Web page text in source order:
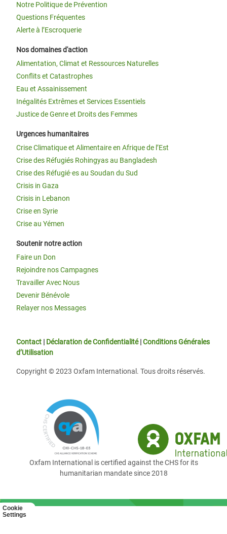
Cookie
Settings
Notre Politique de Prévention
Questions Fréquentes
Alerte à l’Escroquerie
Nos domaines d'action
Alimentation, Climat et Ressources Naturelles
Conflits et Catastrophes
Eau et Assainissement
Inégalités Extrêmes et Services Essentiels
Justice de Genre et Droits des Femmes
Urgences humanitaires
Crise Climatique et Alimentaire en Afrique de l’Est
Crise des Réfugiés Rohingyas au Bangladesh
Crise des Réfugié·es au Soudan du Sud
Crisis in Gaza
Crisis in Lebanon
Crise en Syrie
Crise au Yémen
Soutenir notre action
Faire un Don
Rejoindre nos Campagnes
Travailler Avec Nous
Devenir Bénévole
Relayer nos Messages
Contact | Déclaration de Confidentialité|Conditions Générales
d’Utilisation
Copyright © 2023 Oxfam International. Tous droits réservés.
Oxfam International is certified against the CHS for its
humanitarian mandate since 2018